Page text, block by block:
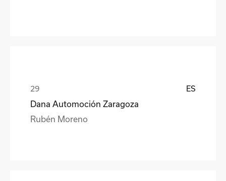
ES
Dana Automoción Zaragoza
Rubén Moreno